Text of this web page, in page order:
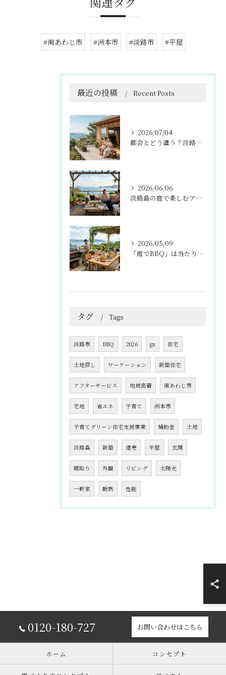
#南あわじ市 #洲本市 #淡路市 #平屋
最近の投稿 Recent Posts
2026/07/04
都会とどう違う？淡路島暮らしを叶える『理想の移住住宅』のつくり方
2026/06/06
淡路島の庭で楽しむアウトドアリビング活用法
2026/05/09
「庭でBBQ」は当たり前？淡路島ライフを楽しむ外構プラン
タグ Tags
淡路市 BBQ 2026 gx 住宅
土地探し ワーケーション 新築住宅
アフターサービス 地域密着 南あわじ市
宅地 省エネ 子育て 洲本市
子育てグリーン住宅支援事業 補助金 土地
淡路島 新築 建売 平屋 玄関
間取り 外観 リビング 太陽光
一軒家 断熱 性能
0120-180-727 お問い合わせはこちら
ホーム コンセプト